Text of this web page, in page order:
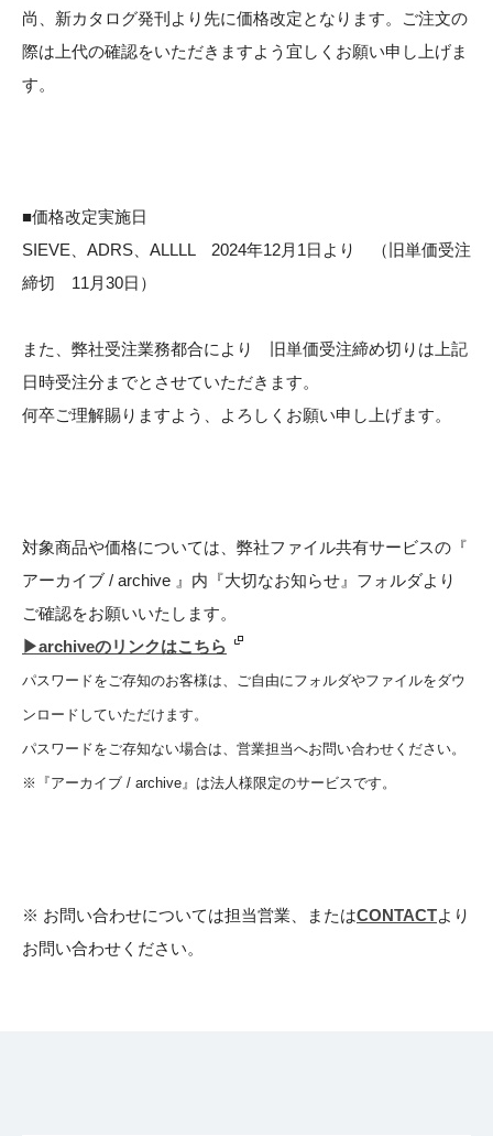
尚、新カタログ発刊より先に価格改定となります。ご注文の
際は上代の確認をいただきますよう宜しくお願い申し上げま
す。
■価格改定実施日
SIEVE、ADRS、ALLLL 2024年12月1日より （旧単価受注
締切 11月30日）
また、弊社受注業務都合により 旧単価受注締め切りは上記
日時受注分までとさせていただきます。
何卒ご理解賜りますよう、よろしくお願い申し上げます。
対象商品や価格については、弊社ファイル共有サービスの『
アーカイブ / archive 』内『大切なお知らせ』フォルダより
ご確認をお願いいたします。
▶︎archiveのリンクはこちら
パスワードをご存知のお客様は、ご自由にフォルダやファイルをダウ
ンロードしていただけます。
パスワードをご存知ない場合は、営業担当へお問い合わせください。
※『アーカイブ / archive』は法人様限定のサービスです。
※ お問い合わせについては担当営業、またはCONTACTより
お問い合わせください。